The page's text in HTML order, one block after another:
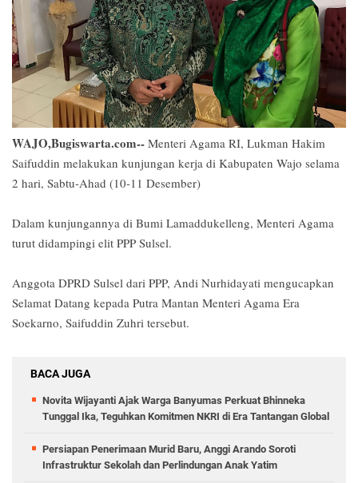
WAJO,Bugiswarta.com-- Menteri Agama RI, Lukman Hakim
Saifuddin melakukan kunjungan kerja di Kabupaten Wajo selama
2 hari, Sabtu-Ahad (10-11 Desember)
Dalam kunjungannya di Bumi Lamaddukelleng, Menteri Agama
turut didampingi elit PPP Sulsel.
Anggota DPRD Sulsel dari PPP, Andi Nurhidayati mengucapkan
Selamat Datang kepada Putra Mantan Menteri Agama Era
Soekarno, Saifuddin Zuhri tersebut.
BACA JUGA
Novita Wijayanti Ajak Warga Banyumas Perkuat Bhinneka
Tunggal Ika, Teguhkan Komitmen NKRI di Era Tantangan Global
Persiapan Penerimaan Murid Baru, Anggi Arando Soroti
Infrastruktur Sekolah dan Perlindungan Anak Yatim